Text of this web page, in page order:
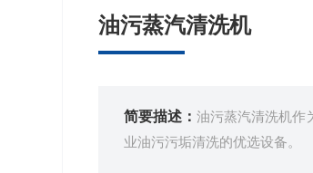
油污蒸汽清洗机
简要描述： 油污蒸汽清洗机作
业油污污垢清洗的优选设备。